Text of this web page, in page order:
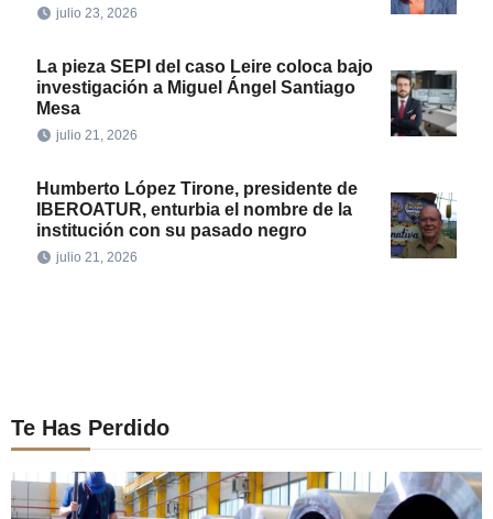
julio 23, 2026
La pieza SEPI del caso Leire coloca bajo
investigación a Miguel Ángel Santiago
Mesa
julio 21, 2026
Humberto López Tirone, presidente de
IBEROATUR, enturbia el nombre de la
institución con su pasado negro
julio 21, 2026
Te Has Perdido